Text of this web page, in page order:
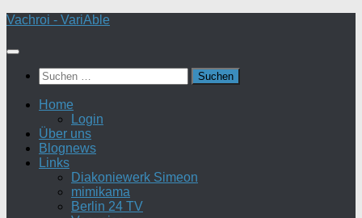
Zum
springen
Vachroi - VariAble
Suchen
nach:
Home
Login
Über uns
Blognews
Links
Diakoniewerk Simeon
mimikama
Berlin 24 TV